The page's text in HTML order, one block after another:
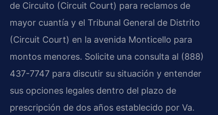
de Circuito (Circuit Court) para reclamos de
mayor cuantía y el Tribunal General de Distrito
(Circuit Court) en la avenida Monticello para
montos menores. Solicite una consulta al (888)
437-7747 para discutir su situación y entender
sus opciones legales dentro del plazo de
prescripción de dos años establecido por Va.